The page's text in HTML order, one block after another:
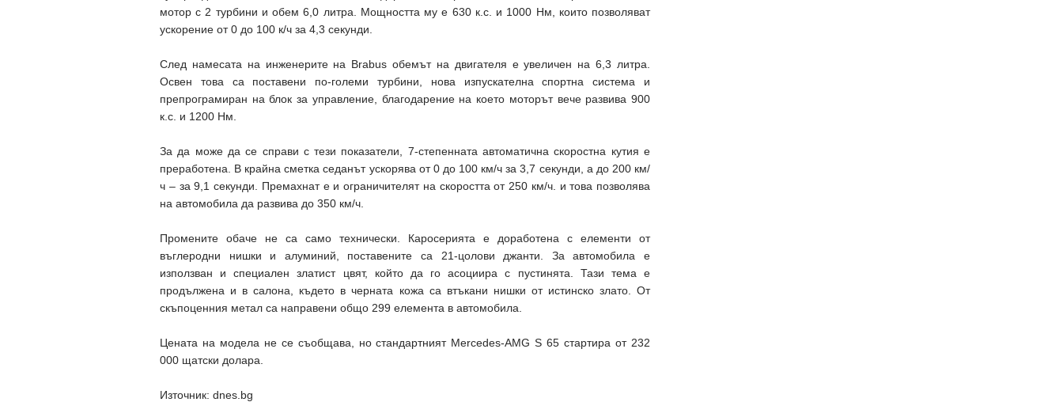
мотор с 2 турбини и обем 6,0 литра. Мощността му е 630 к.с. и 1000 Нм, които позволяват
ускорение от 0 до 100 к/ч за 4,3 секунди.
След намесата на инженерите на Brabus обемът на двигателя е увеличен на 6,3 литра.
Освен това са поставени по-големи турбини, нова изпускателна спортна система и
препрограмиран на блок за управление, благодарение на което моторът вече развива 900
к.с. и 1200 Нм.
За да може да се справи с тези показатели, 7-степенната автоматична скоростна кутия е
преработена. В крайна сметка седанът ускорява от 0 до 100 км/ч за 3,7 секунди, а до 200 км/
ч – за 9,1 секунди. Премахнат е и ограничителят на скоростта от 250 км/ч. и това позволява
на автомобила да развива до 350 км/ч.
Промените обаче не са само технически. Каросерията е доработена с елементи от
въглеродни нишки и алуминий, поставените са 21-цолови джанти. За автомобила е
използван и специален златист цвят, който да го асоциира с пустинята. Тази тема е
продължена и в салона, където в черната кожа са втъкани нишки от истинско злато. От
скъпоценния метал са направени общо 299 елемента в автомобила.
Цената на модела не се съобщава, но стандартният Mercedes-AMG S 65 стартира от 232
000 щатски долара.
Източник: dnes.bg